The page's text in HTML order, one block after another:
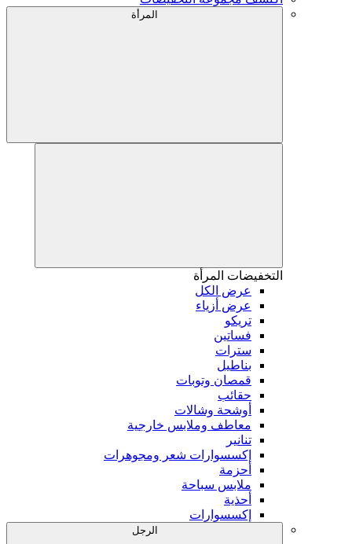
المرأة
التخفيضات المرأة
عرض الكل
عرض أزياء
تريكو
فساتين
سترات
بناطيل
قمصان وتوبات
حقائب
أوشحة وشالات
معاطف وملابس خارجية
تنانير
إكسسوارات شعر ومجوهرات
أحزمة
ملابس سباحة
أحذية
إكسسوارات
الرجل